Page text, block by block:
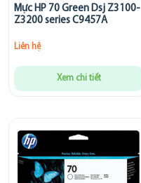
Mực HP 70 Green Dsj Z3100-
Z3200 series C9457A
Liên hệ
Xem chi tiết